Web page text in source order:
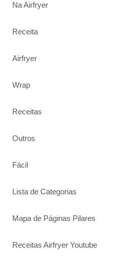
Na Airfryer
Receita
Airfryer
Wrap
Receitas
Outros
Fácil
Lista de Categorias
Mapa de Páginas Pilares
Receitas Airfryer Youtube